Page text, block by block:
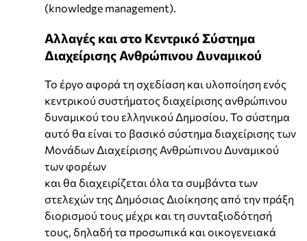
(knowledge management).
Αλλαγές και στο Κεντρικό Σύστημα
Διαχείρισης Ανθρώπινου Δυναμικού
Το έργο αφορά τη σχεδίαση και υλοποίηση ενός
κεντρικού συστήματος διαχείρισης ανθρώπινου
δυναμικού του ελληνικού Δημοσίου. Το σύστημα
αυτό θα είναι το βασικό σύστημα διαχείρισης των
Μονάδων Διαχείρισης Ανθρώπινου Δυναμικού
των φορέων
και θα διαχειρίζεται όλα τα συμβάντα των
στελεχών της Δημόσιας Διοίκησης από την πράξη
διορισμού τους μέχρι και τη συνταξιοδότησή
τους, δηλαδή τα προσωπικά και οικογενειακά